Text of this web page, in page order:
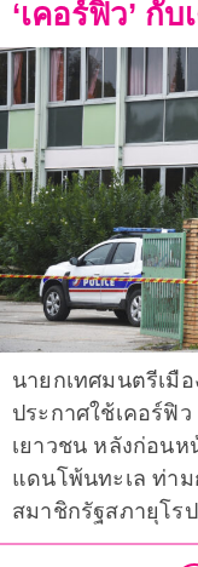
‘เคอร์ฟิว’ กั
นายกเทศมนตรีเมือ
ประกาศใช้เคอร์ฟิ
เยาวชน หลังก่อนห
แดนโพ้นทะเล ท่า
สมาชิกรัฐสภายุโร